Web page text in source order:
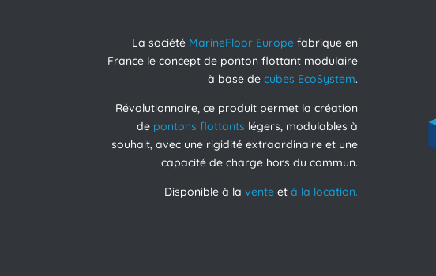
La société MarineFloor Europe fabrique en
France le concept de ponton flottant modulaire
à base decubes EcoSystem.
Révolutionnaire, ce produit permet la création
de pontons flottants légers, modulables à
souhait, avec une rigidité extraordinaire et une
capacité de charge hors du commun.
Disponible à lavente età la location.